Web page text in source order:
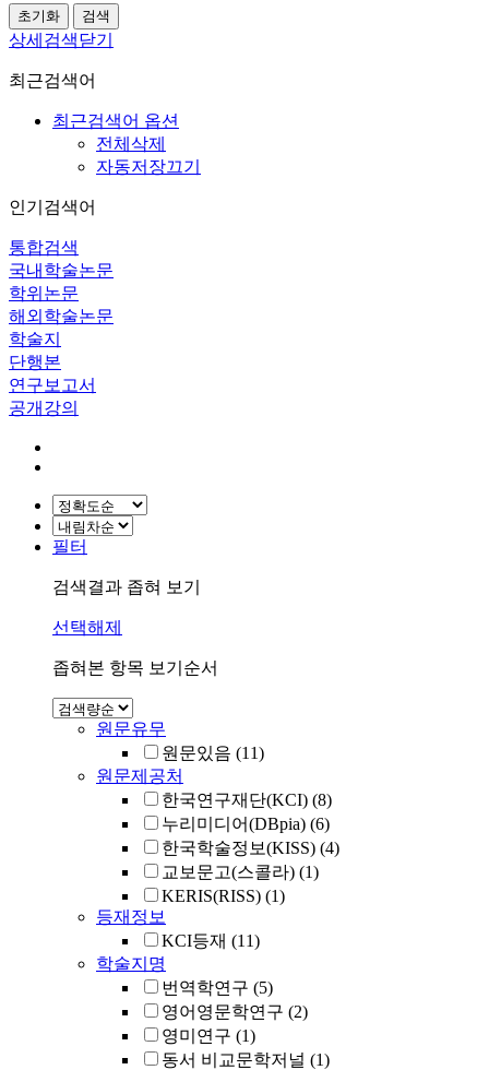
상세검색닫기
최근검색어
최근검색어 옵션
전체삭제
자동저장끄기
인기검색어
통합검색
국내학술논문
학위논문
해외학술논문
학술지
단행본
연구보고서
공개강의
필터
검색결과 좁혀 보기
선택해제
좁혀본 항목 보기순서
원문유무
원문있음 (11)
원문제공처
한국연구재단(KCI) (8)
누리미디어(DBpia) (6)
한국학술정보(KISS) (4)
교보문고(스콜라) (1)
KERIS(RISS) (1)
등재정보
KCI등재 (11)
학술지명
번역학연구 (5)
영어영문학연구 (2)
영미연구 (1)
동서 비교문학저널 (1)